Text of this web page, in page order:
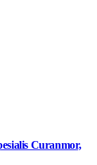
Curanmor,